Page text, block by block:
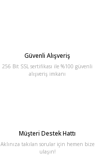
Güvenli Alışveriş
256 Bit SSL sertifikası ile %100 güvenli
alışveriş imkanı
Müşteri Destek Hattı
Aklınıza takılan sorular için hemen bize
ulaşın!